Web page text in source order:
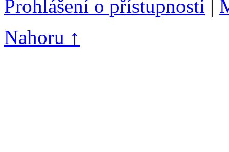
Prohlášení o přístupnosti
Nahoru ↑